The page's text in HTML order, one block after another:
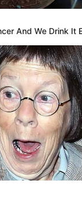
And We Drink It